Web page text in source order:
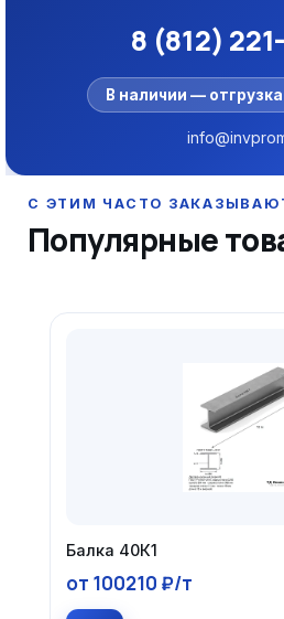
8 (812)
В наличии —
Популярные
Балка 40К1
от 100210 ₽/т